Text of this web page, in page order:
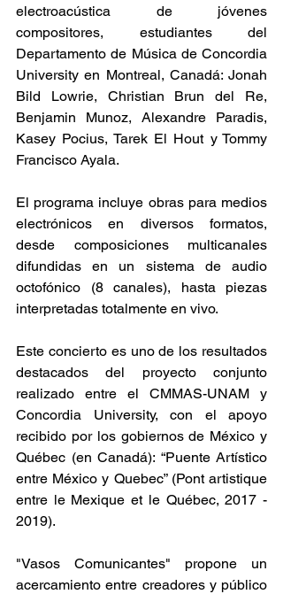
electroacústica de jóvenes
compositores, estudiantes del
Departamento de Música de Concordia
University en Montreal, Canadá: Jonah
Bild Lowrie, Christian Brun del Re,
Benjamin Munoz, Alexandre Paradis,
Kasey Pocius, Tarek El Hout y Tommy
Francisco Ayala.
El programa incluye obras para medios
electrónicos en diversos formatos,
desde composiciones multicanales
difundidas en un sistema de audio
octofónico (8 canales), hasta piezas
interpretadas totalmente en vivo.
Este concierto es uno de los resultados
destacados del proyecto conjunto
realizado entre el CMMAS-UNAM y
Concordia University, con el apoyo
recibido por los gobiernos de México y
Québec (en Canadá): “Puente Artístico
entre México y Quebec” (Pont artistique
entre le Mexique et le Québec, 2017 -
2019).
"Vasos Comunicantes" propone un
acercamiento entre creadores y público